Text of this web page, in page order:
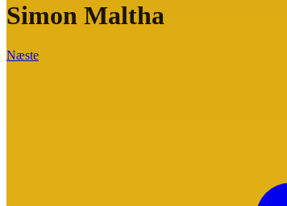
Simon Maltha
Næste